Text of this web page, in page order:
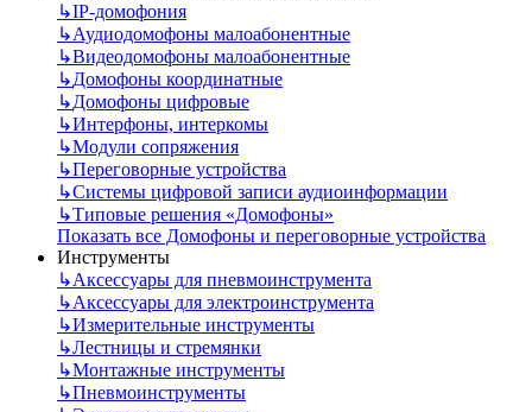
↳IP-домофония
↳Аудиодомофоны малоабонентные
↳Видеодомофоны малоабонентные
↳Домофоны координатные
↳Домофоны цифровые
↳Интерфоны, интеркомы
↳Модули сопряжения
↳Переговорные устройства
↳Системы цифровой записи аудиоинформации
↳Типовые решения «Домофоны»
Показать все Домофоны и переговорные устройства
Инструменты
↳Аксессуары для пневмоинструмента
↳Аксессуары для электроинструмента
↳Измерительные инструменты
↳Лестницы и стремянки
↳Монтажные инструменты
↳Пневмоинструменты